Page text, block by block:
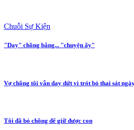
Chuỗi Sự Kiện
"Dạy" chồng bằng... "chuyện ấy"
Vợ chồng tôi vẫn day dứt vì trót bỏ thai sát
Tôi đã bỏ chồng để giữ được con